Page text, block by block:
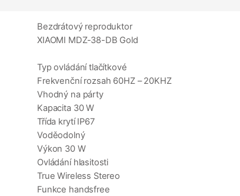
Bezdrátový reproduktor
XIAOMI MDZ-38-DB Gold
Typ ovládání tlačítkové
Frekvenční rozsah 60HZ – 20KHZ
Vhodný na párty
Kapacita 30 W
Třída krytí IP67
Voděodolný
Výkon 30 W
Ovládání hlasitosti
True Wireless Stereo
Funkce handsfree